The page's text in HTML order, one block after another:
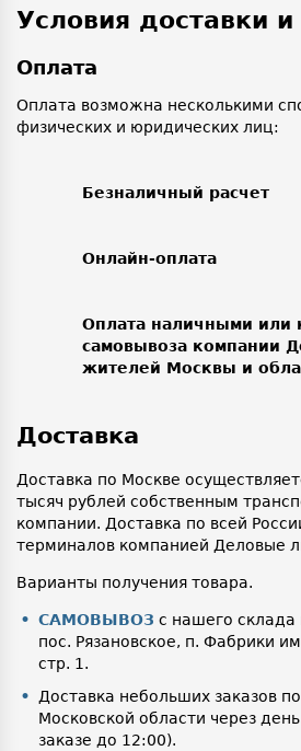
Условия доставки
Оплата
Оплата возможна несколькими
физических и юридических лиц:
Безналичный расчет
Онлайн-оплата
Оплата наличными или
самовывоза компании
жителей Москвы и
Доставка
Доставка по Москве
тысяч рублей собственным
компании. Доставка по всей
терминалов компанией Деловые
Варианты получения товара.
САМОВЫВОЗ с нашего склада
пос. Рязановское, п. Фабрики
стр. 1.
Доставка небольших заказов
Московской области через
заказе до 12:00).